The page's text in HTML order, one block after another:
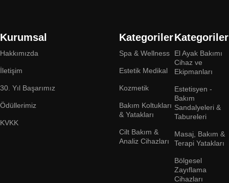
Kurumsal
Hakkımızda
İletişim
30. Yıl Başarımız
Ödüllerimiz
KVKK
Kategoriler
Spa & Wellness
Estetik Medikal
Kozmetik
Bakım Koltukları
& Yatakları
Cilt Bakım &
Analiz Cihazları
Kategoriler
El Ayak Bakımı
Cihaz ve
Ekipmanları
Estetisyen -
Bakım
Sandalyeleri &
Tabureleri
Masaj, Bakım &
Terapi Yatakları
Bölgesel
Zayıflama
Cihazları